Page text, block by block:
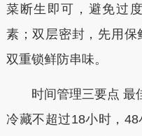
菜断生即可，避免过
素；双层密封，先用保
双重锁鲜防串味。
时间管理三要点 最佳
冷藏不超过18小时，